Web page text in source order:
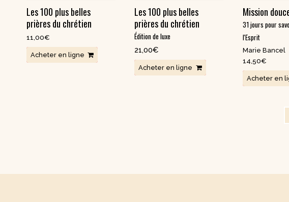
Les 100 plus belles
prières du chrétien
11,00€
Acheter en ligne
Les 100 plus belles
prières du chrétien
Édition de luxe
21,00€
Acheter en ligne
Mission
31 jours pour
l'Esprit
Marie Bancel
14,50€
Acheter en